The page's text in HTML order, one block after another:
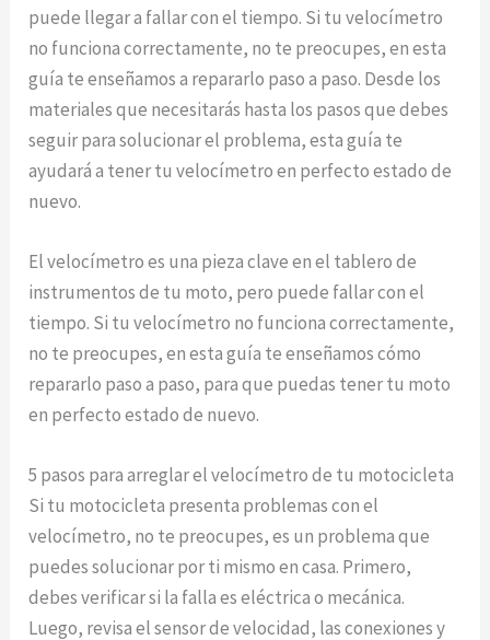
puede llegar a fallar con el tiempo. Si tu velocímetro
no funciona correctamente, no te preocupes, en esta
guía te enseñamos a repararlo paso a paso. Desde los
materiales que necesitarás hasta los pasos que debes
seguir para solucionar el problema, esta guía te
ayudará a tener tu velocímetro en perfecto estado de
nuevo.
El velocímetro es una pieza clave en el tablero de
instrumentos de tu moto, pero puede fallar con el
tiempo. Si tu velocímetro no funciona correctamente,
no te preocupes, en esta guía te enseñamos cómo
repararlo paso a paso, para que puedas tener tu moto
en perfecto estado de nuevo.
5 pasos para arreglar el velocímetro de tu motocicleta
Si tu motocicleta presenta problemas con el
velocímetro, no te preocupes, es un problema que
puedes solucionar por ti mismo en casa. Primero,
debes verificar si la falla es eléctrica o mecánica.
Luego, revisa el sensor de velocidad, las conexiones y